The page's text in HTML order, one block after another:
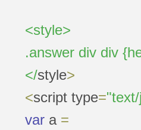
<style>
.answer div div
</style>
<script type=
var a =